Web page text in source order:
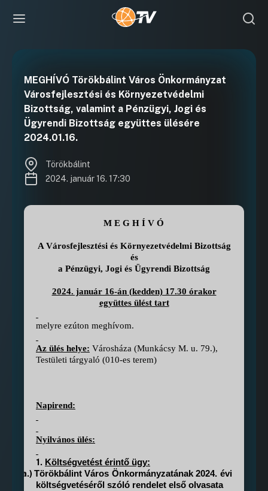
MEGHÍVÓ Törökbálint Város Önkormányzat
Városfejlesztési és Környezetvédelmi
Bizottság, valamint a Pénzügyi, Jogi és
Ügyrendi Bizottság együttes ülésére
2024.01.16.
Törökbálint
2024. január 16. 17:30
M E G H Í V Ó
A Városfejlesztési és Környezetvédelmi Bizottság
és
a Pénzügyi, Jogi és Ügyrendi Bizottság
2024. január 16-án (kedden) 17.30 órakor
együttes ülést tart
melyre ezúton meghívom.
Az ülés helye: Városháza (Munkácsy M. u. 79.),
Testületi tárgyaló (010-es terem)
Napirend:
Nyilvános ülés:
1. Költségvetést érintő ügy:
a.) Törökbálint Város Önkormányzatának 2024. évi
költségvetéséről szóló rendelet első olvasata